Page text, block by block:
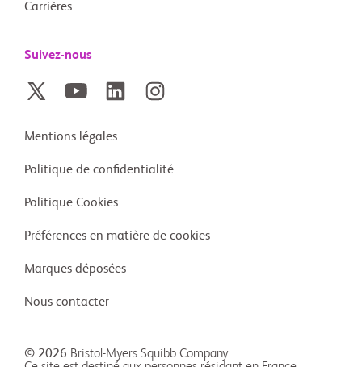
Carrières
Suivez-nous
Mentions légales
Politique de confidentialité
Politique Cookies
Préférences en matière de cookies
Marques déposées
Nous contacter
© 2026 Bristol-Myers Squibb Company